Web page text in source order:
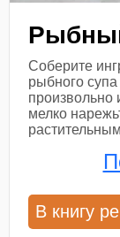
Соберите
рыбного
произвольно
мелко
В книгу